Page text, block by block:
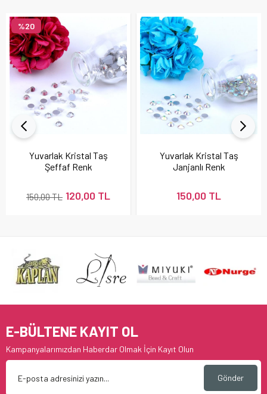
Yuvarlak Kristal Taş
Şeffaf Renk
120,00 TL
150,00 TL
%20
Yuvarlak Kristal Taş
Janjanlı Renk
150,00 TL
E-BÜLTENE KAYIT OL
Kampanyalarımızdan Haberdar Olmak İçin Kayıt Olun
Gönder